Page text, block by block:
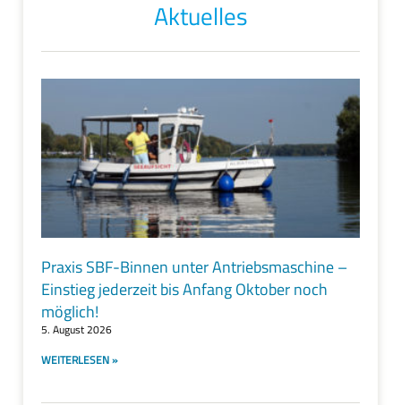
Aktuelles
Praxis SBF-Binnen unter Antriebsmaschine –
Einstieg jederzeit bis Anfang Oktober noch
möglich!
5. August 2026
WEITERLESEN »